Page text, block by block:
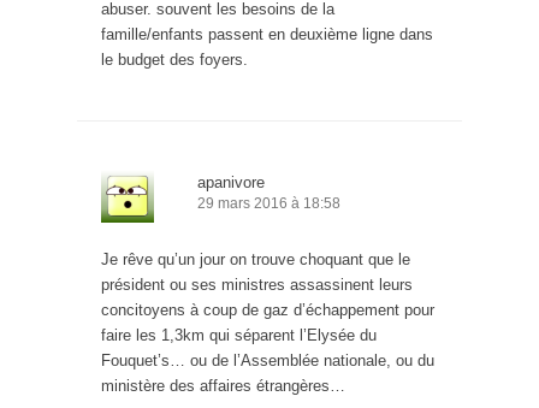
abuser. souvent les besoins de la
famille/enfants passent en deuxième ligne dans
le budget des foyers.
apanivore
29 mars 2016 à 18:58
Je rêve qu’un jour on trouve choquant que le
président ou ses ministres assassinent leurs
concitoyens à coup de gaz d’échappement pour
faire les 1,3km qui séparent l’Elysée du
Fouquet’s… ou de l’Assemblée nationale, ou du
ministère des affaires étrangères…